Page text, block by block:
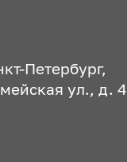
Петербург,
ул., д. 4